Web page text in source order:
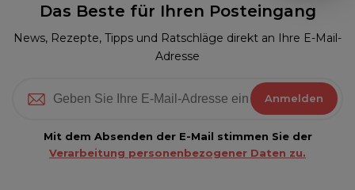
Das Beste für Ihren Posteingang
News, Rezepte, Tipps und Ratschläge direkt an Ihre E-Mail-
Adresse
Anmelden
Mit dem Absenden der E-Mail stimmen Sie der
Verarbeitung personenbezogener Daten zu.